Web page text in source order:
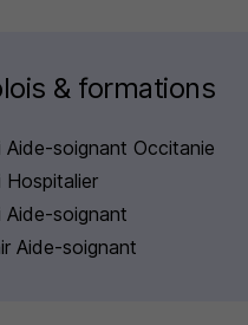
& formations
Aide-soignant Occitanie
Hospitalier
Aide-soignant
Aide-soignant